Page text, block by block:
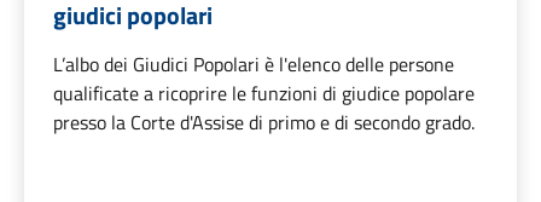
giudici popolari
L’albo dei Giudici Popolari è l'elenco delle persone
qualificate a ricoprire le funzioni di giudice popolare
presso la Corte d'Assise di primo e di secondo grado.